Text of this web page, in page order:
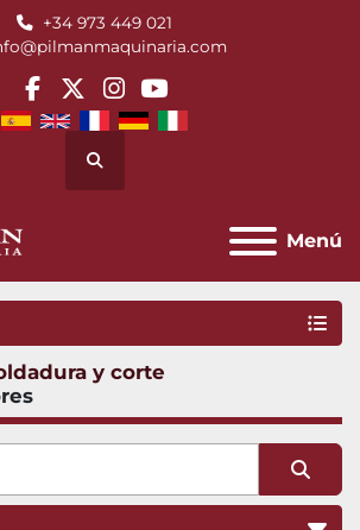
+34 973 449 021
facebook
twitterinstagram
youtube
Buscar
Menú
y corte